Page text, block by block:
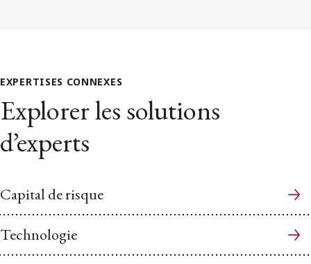
EXPERTISES CONNEXES
Explorer les solutions
d’experts
Capital de risque
Technologie